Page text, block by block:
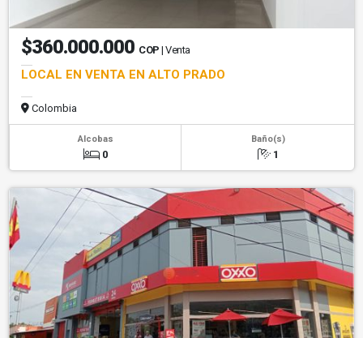
$360.000.000 COP | Venta
LOCAL EN VENTA EN ALTO PRADO
Colombia
Alcobas
0
Baño(s)
1